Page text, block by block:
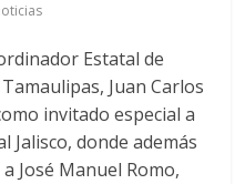
Estatal de
Juan Carlos
invitado especial a
Jalisco, donde además
José Manuel Romo,